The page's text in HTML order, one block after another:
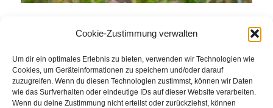
Cookie-Zustimmung verwalten
Um dir ein optimales Erlebnis zu bieten, verwenden wir Technologien wie
Cookies, um Geräteinformationen zu speichern und/oder darauf
zuzugreifen. Wenn du diesen Technologien zustimmst, können wir Daten
wie das Surfverhalten oder eindeutige IDs auf dieser Website verarbeiten.
Wenn du deine Zustimmung nicht erteilst oder zurückziehst, können